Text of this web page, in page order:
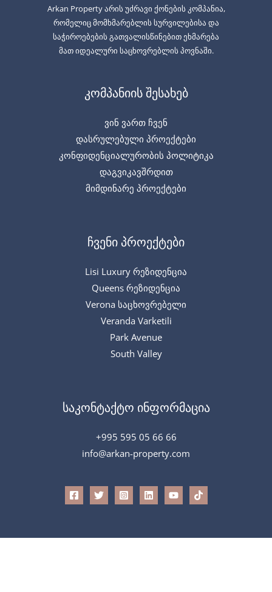
Arkan Property არის უძრავი ქონების კომპანია,
რომელიც მომხმარებლის სურვილებისა და
საჭიროებების გათვალისწინებით ეხმარება
მათ იდეალური საცხოვრებლის პოვნაში.
კომპანიის შესახებ
ვინ ვართ ჩვენ
დასრულებული პროექტები
კონფიდენციალურობის პოლიტიკა
დაგვიკავშრდით
მიმდინარე პროექტები
ჩვენი პროექტები
Lisi Luxury რეზიდენცია
Queens რეზიდენცია
Verona საცხოვრებელი
Veranda Varketili
Park Avenue
South Valley
საკონტაქტო ინფორმაცია
+995 595 05 66 66
info@arkan-property.com